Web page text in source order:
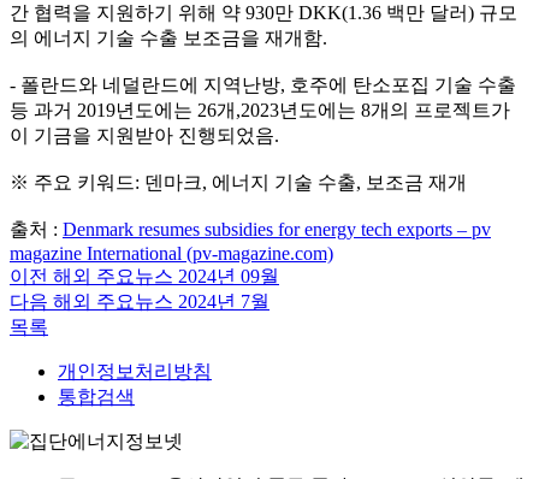
간 협력을 지원하기 위해 약 930만 DKK(1.36 백만 달러) 규모
의 에너지 기술 수출 보조금을 재개함.
- 폴란드와 네덜란드에 지역난방, 호주에 탄소포집 기술 수출
등 과거 2019년도에는 26개,2023년도에는 8개의 프로젝트가
이 기금을 지원받아 진행되었음.
※ 주요 키워드: 덴마크, 에너지 기술 수출, 보조금 재개
출처 : Denmark resumes subsidies for energy tech exports – pv
magazine International (pv-magazine.com)
이전 해외 주요뉴스 2024년 09월
다음 해외 주요뉴스 2024년 7월
목록
개인정보처리방침
통합검색